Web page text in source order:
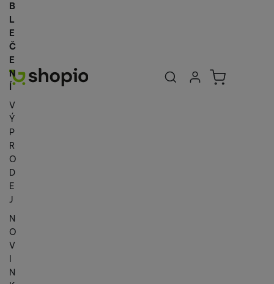
Uživatelská
Přihlásit se
Košík
B
L
E
Č
E
N
Í
V
Ý
P
R
O
D
E
J
N
O
V
I
N